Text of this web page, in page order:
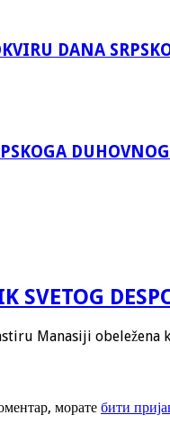
DANA
SVETOG
Manasiji
морате бити